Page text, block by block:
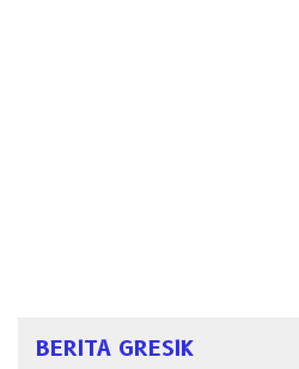
BERITA GRESIK